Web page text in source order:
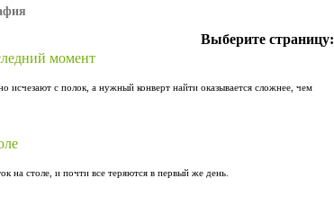
Выберите страницу:
момент
с полок, а нужный конверт найти оказывается сложнее, чем
столе, и почти все теряются в первый же день.